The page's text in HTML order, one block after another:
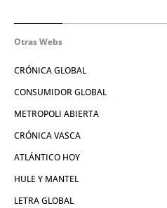
Otras Webs
CRÓNICA GLOBAL
CONSUMIDOR GLOBAL
METROPOLI ABIERTA
CRÓNICA VASCA
ATLÁNTICO HOY
HULE Y MANTEL
LETRA GLOBAL